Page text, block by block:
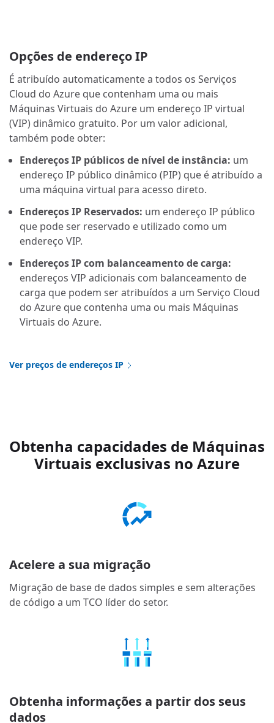
Opções de endereço IP
É atribuído automaticamente a todos os Serviços
Cloud do Azure que contenham uma ou mais
Máquinas Virtuais do Azure um endereço IP virtual
(VIP) dinâmico gratuito. Por um valor adicional,
também pode obter:
Endereços IP públicos de nível de instância: um
endereço IP público dinâmico (PIP) que é atribuído a
uma máquina virtual para acesso direto.
Endereços IP Reservados: um endereço IP público
que pode ser reservado e utilizado como um
endereço VIP.
Endereços IP com balanceamento de carga:
endereços VIP adicionais com balanceamento de
carga que podem ser atribuídos a um Serviço Cloud
do Azure que contenha uma ou mais Máquinas
Virtuais do Azure.
Ver preços de endereços IP
Obtenha capacidades de Máquinas
Virtuais exclusivas no Azure
Acelere a sua migração
Migração de base de dados simples e sem alterações
de código a um TCO líder do setor.
Obtenha informações a partir dos seus
dados